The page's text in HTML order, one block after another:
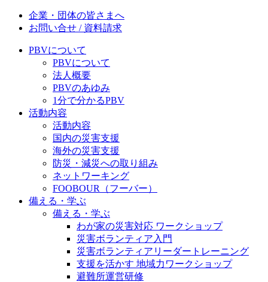
企業・団体の皆さまへ
お問い合せ / 資料請求
PBVについて
PBVについて
法人概要
PBVのあゆみ
1分で分かるPBV
活動内容
活動内容
国内の災害支援
海外の災害支援
防災・減災への取り組み
ネットワーキング
FOOBOUR（フーバー）
備える・学ぶ
備える・学ぶ
わが家の災害対応 ワークショップ
災害ボランティア入門
災害ボランティアリーダートレーニング
支援を活かす 地域力ワークショップ
避難所運営研修